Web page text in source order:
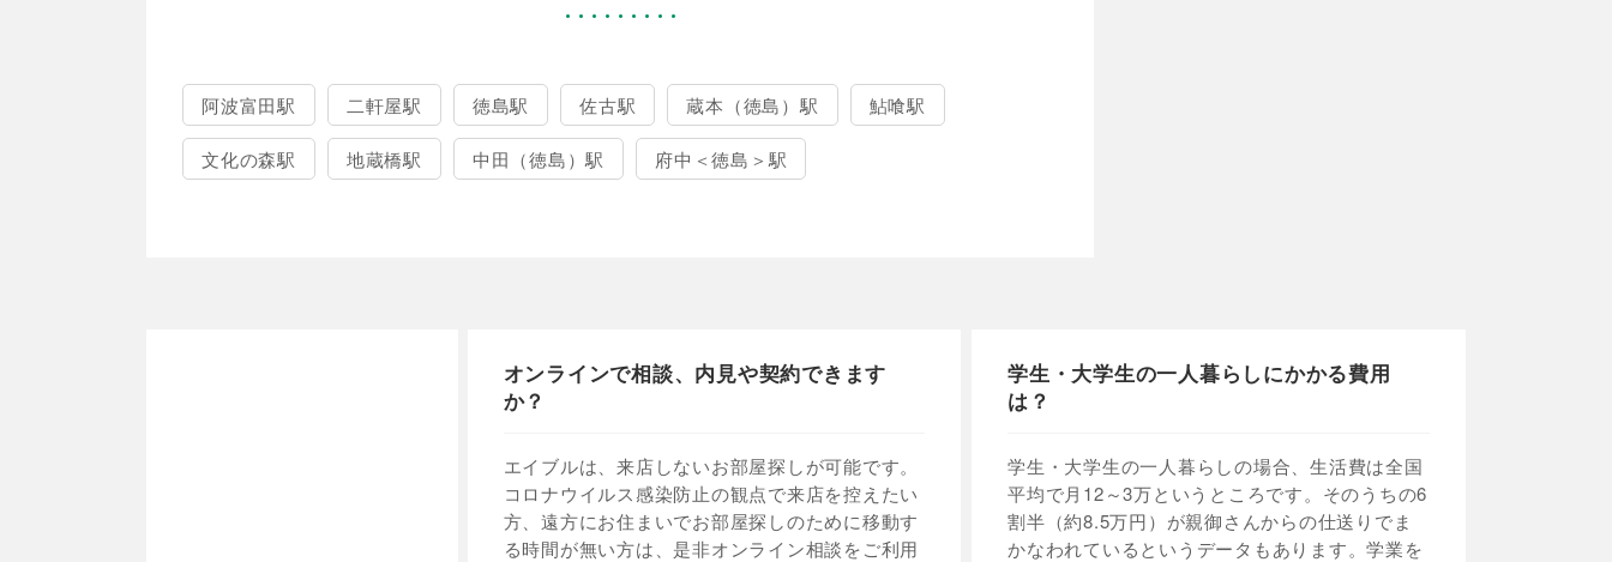
阿波富田駅 二軒屋駅 徳島駅 佐古駅 蔵本（徳島）駅 鮎喰駅
文化の森駅 地蔵橋駅 中田（徳島）駅 府中＜徳島＞駅
オンラインで相談、内見や契約できます
か？
エイブルは、来店しないお部屋探しが可能です。
コロナウイルス感染防止の観点で来店を控えたい
方、遠方にお住まいでお部屋探しのために移動す
る時間が無い方は、是非オンライン相談をご利用
学生・大学生の一人暮らしにかかる費用
は？
学生・大学生の一人暮らしの場合、生活費は全国
平均で月12～3万というところです。そのうちの6
割半（約8.5万円）が親御さんからの仕送りでま
かなわれているというデータもあります。学業を